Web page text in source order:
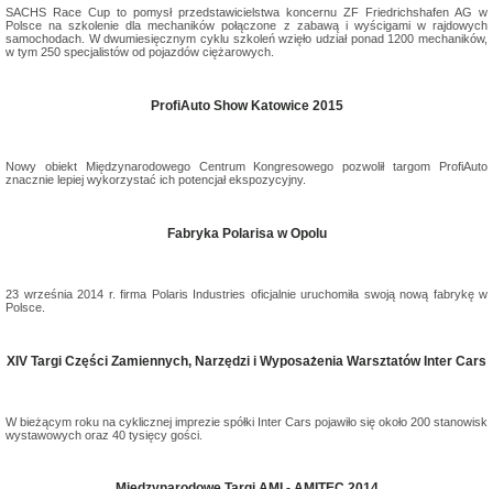
SACHS Race Cup to pomysł przedstawicielstwa koncernu ZF Friedrichshafen AG w
Polsce na szkolenie dla mechaników połączone z zabawą i wyścigami w rajdowych
samochodach. W dwumiesięcznym cyklu szkoleń wzięło udział ponad 1200 mechaników,
w tym 250 specjalistów od pojazdów ciężarowych.
ProfiAuto Show Katowice 2015
Nowy obiekt Międzynarodowego Centrum Kongresowego pozwolił targom ProfiAuto
znacznie lepiej wykorzystać ich potencjał ekspozycyjny.
Fabryka Polarisa w Opolu
23 września 2014 r. firma Polaris Industries oficjalnie uruchomiła swoją nową fabrykę w
Polsce.
XIV Targi Części Zamiennych, Narzędzi i Wyposażenia Warsztatów Inter Cars
W bieżącym roku na cyklicznej imprezie spółki Inter Cars pojawiło się około 200 stanowisk
wystawowych oraz 40 tysięcy gości.